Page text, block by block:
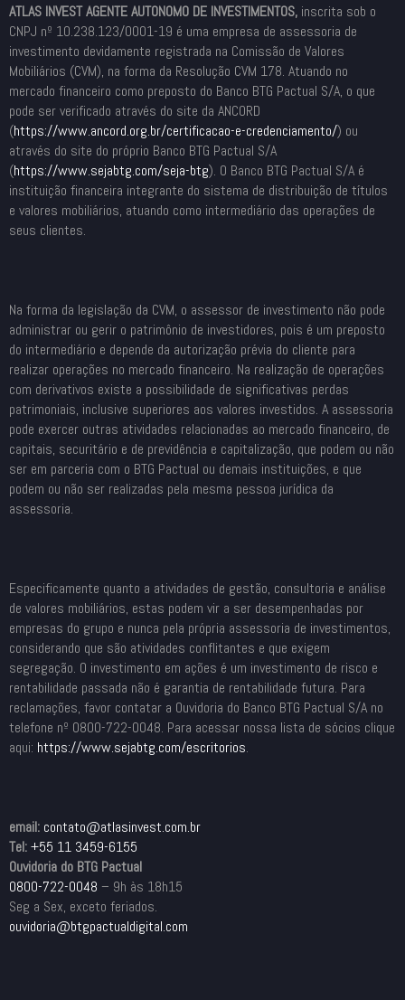
ATLAS INVEST AGENTE AUTONOMO DE INVESTIMENTOS, inscrita sob o
CNPJ nº 10.238.123/0001-19 é uma empresa de assessoria de
investimento devidamente registrada na Comissão de Valores
Mobiliários (CVM), na forma da Resolução CVM 178. Atuando no
mercado financeiro como preposto do Banco BTG Pactual S/A, o que
pode ser verificado através do site da ANCORD
(https://www.ancord.org.br/certificacao-e-credenciamento/) ou
através do site do próprio Banco BTG Pactual S/A
(https://www.sejabtg.com/seja-btg). O Banco BTG Pactual S/A é
instituição financeira integrante do sistema de distribuição de títulos
e valores mobiliários, atuando como intermediário das operações de
seus clientes.
Na forma da legislação da CVM, o assessor de investimento não pode
administrar ou gerir o patrimônio de investidores, pois é um preposto
do intermediário e depende da autorização prévia do cliente para
realizar operações no mercado financeiro. Na realização de operações
com derivativos existe a possibilidade de significativas perdas
patrimoniais, inclusive superiores aos valores investidos. A assessoria
pode exercer outras atividades relacionadas ao mercado financeiro, de
capitais, securitário e de previdência e capitalização, que podem ou não
ser em parceria com o BTG Pactual ou demais instituições, e que
podem ou não ser realizadas pela mesma pessoa jurídica da
assessoria.
Especificamente quanto a atividades de gestão, consultoria e análise
de valores mobiliários, estas podem vir a ser desempenhadas por
empresas do grupo e nunca pela própria assessoria de investimentos,
considerando que são atividades conflitantes e que exigem
segregação. O investimento em ações é um investimento de risco e
rentabilidade passada não é garantia de rentabilidade futura. Para
reclamações, favor contatar a Ouvidoria do Banco BTG Pactual S/A no
telefone nº 0800-722-0048. Para acessar nossa lista de sócios clique
aqui: https://www.sejabtg.com/escritorios.
email: contato@atlasinvest.com.br
Tel:+55 11 3459-6155
Ouvidoria do BTG Pactual
0800-722-0048 – 9h às 18h15
Seg a Sex, exceto feriados.
ouvidoria@btgpactualdigital.com